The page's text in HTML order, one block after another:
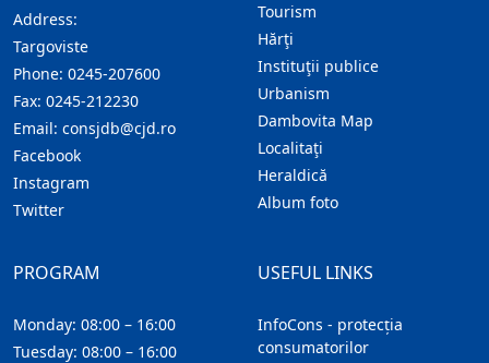
Address:
Targoviste
Phone: 0245-207600
Fax: 0245-212230
Email: consjdb@cjd.ro
Facebook
Instagram
Twitter
Tourism
Hărţi
Instituţii publice
Urbanism
Dambovita Map
Localitaţi
Heraldică
Album foto
USEFUL LINKS
InfoCons - protecția
consumatorilor
PROGRAM
Monday: 08:00 – 16:00
Tuesday: 08:00 – 16:00